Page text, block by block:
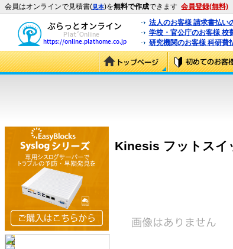
会員はオンラインで見積書(見本)を無料で作成できます 会員登録(無料)
法人のお客様 請求書払い
学校・官公庁のお客様 校
研究機関のお客様 科研費
Kinesis フットスイ